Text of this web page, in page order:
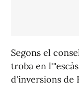
Segons el
troba en
d'inversions de